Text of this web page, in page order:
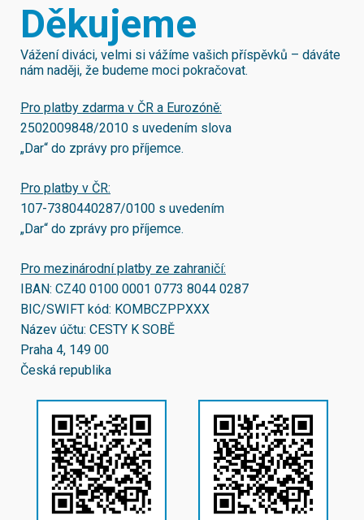
Děkujeme
Vážení diváci, velmi si vážíme vašich příspěvků – dáváte
nám naději, že budeme moci pokračovat.
Pro platby zdarma v ČR a Eurozóně:
2502009848/2010 s uvedením slova
„Dar“ do zprávy pro příjemce.
Pro platby v ČR:
107-7380440287/0100 s uvedením
„Dar“ do zprávy pro příjemce.
Pro mezinárodní platby ze zahraničí:
IBAN: CZ40 0100 0001 0773 8044 0287
BIC/SWIFT kód: KOMBCZPPXXX
Název účtu: CESTY K SOBĚ
Praha 4, 149 00
Česká republika